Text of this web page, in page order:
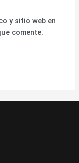
y sitio web en
comente.